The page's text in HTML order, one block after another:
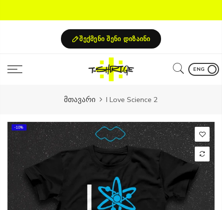
შექმენი შენი დიზაინი
ENG
მთავარი I Love Science 2
-10%